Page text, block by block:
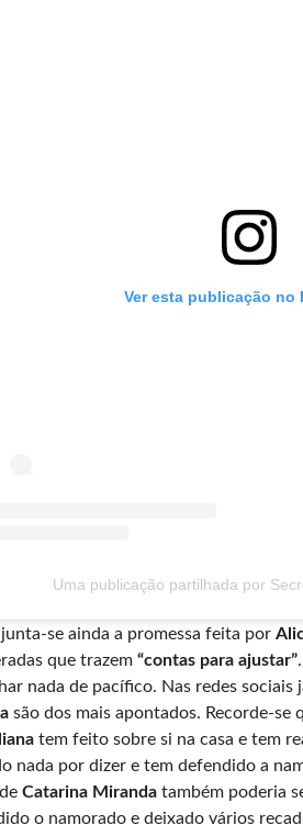
Ver esta publicação no
Uma publicação partilhada por
se ainda a promessa feita por
que trazem “contas para ajustar”
nada de pacífico. Nas redes sociais
são dos mais apontados. Recorde-se
tem feito sobre si na casa e tem
nada por dizer e tem defendido a
Catarina Mirandatambém poderia
o namorado e deixado vários